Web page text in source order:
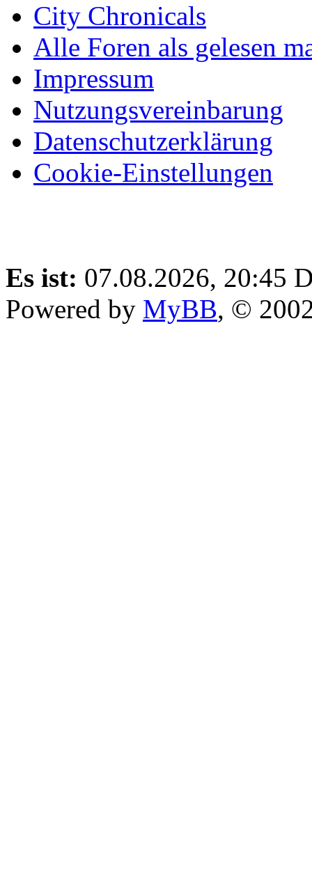
City Chronicals
Alle Foren als gelesen
Impressum
Nutzungsvereinbarung
Datenschutzerklärung
Cookie-Einstellungen
Es ist: 07.08.2026, 20:45
Powered by MyBB, ©